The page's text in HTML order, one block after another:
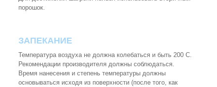
порошок.
ЗАПЕКАНИЕ
Температура воздуха не должна колебаться и быть 200 С.
Рекомендации производителя должны соблюдаться.
Время нанесения и степень температуры должны
основываться исходя из поверхности (после того, как